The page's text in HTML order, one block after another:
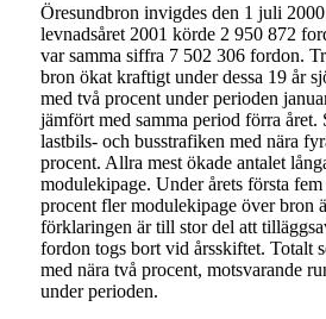
Öresundbron invigdes den 1 juli
levnadsåret 2001 körde 2 950 872
var samma siffra 7 502 306 fordon.
bron ökat kraftigt under dessa 19 år
med två procent under perioden
jämfört med samma period förra året.
lastbils- och busstrafiken med nära
procent. Allra mest ökade antalet
modulekipage. Under årets första fem
procent fler modulekipage över bron
förklaringen är till stor del att
fordon togs bort vid årsskiftet. Totalt
med nära två procent, motsvarande
under perioden.